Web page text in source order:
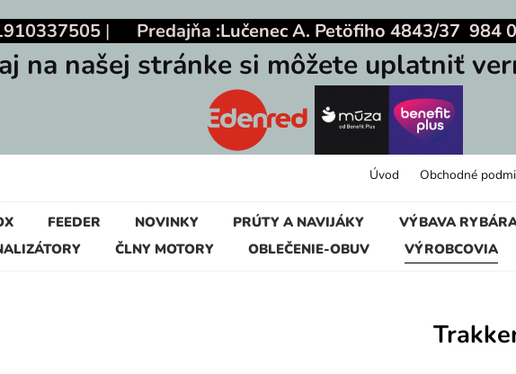
| Predajňa :Lučenec A. Petöfiho 4843/37 984
na našej stránke si môžete uplatniť
FEEDER NOVINKY PRÚTY A NAVIJÁKY VÝBAVA
ČLNY MOTORY OBLEČENIE-OBUV VÝROBCOVIA
Úvod Obchodné